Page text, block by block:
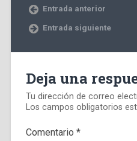
Entrada anterior
Entrada siguiente
Deja una
Tu dirección de correo
Los campos obligatorios
Comentario *